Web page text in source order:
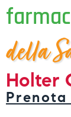
della
Holter
Prenota